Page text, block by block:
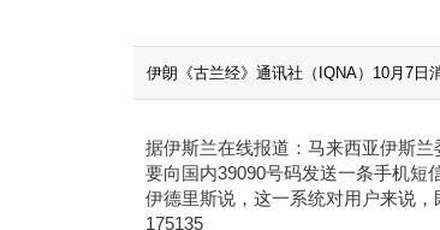
伊朗《古兰经》通讯社（IQNA）10月7日
据伊斯兰在线报道：马来西亚伊斯
要向国内39090号码发送一条手机短
伊德里斯说，这一系统对用户来说，
175135